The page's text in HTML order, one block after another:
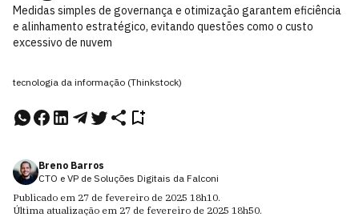
Medidas simples de governança e otimização garantem eficiência
e alinhamento estratégico, evitando questões como o custo
excessivo de nuvem
tecnologia da informação (Thinkstock)
Breno Barros
CTO e VP de Soluções Digitais da Falconi
Publicado em 27 de fevereiro de 2025 18h10.
Última atualização em 27 de fevereiro de 2025 18h50.